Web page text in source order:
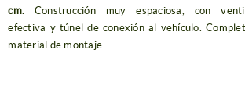
cm. Construcción muy espaciosa, con
efectiva y túnel de conexión al vehículo.
material de montaje.